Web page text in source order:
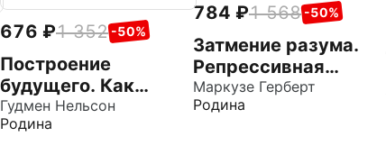
676 1 352 -50%
Построение
будущего. Как
создается мир
Гудмен Нельсон
Родина
784 1 568 -50%
Затмение разума.
Репрессивная
толерантность
Маркузе Герберт
Родина